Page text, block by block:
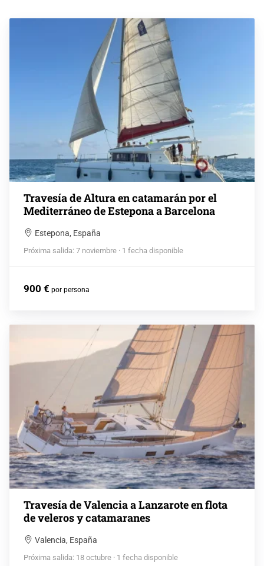
Travesía de Altura en catamarán por el
Mediterráneo de Estepona a Barcelona
Estepona, España
Próxima salida: 7 noviembre · 1 fecha disponible
900 € por persona
Travesía de Valencia a Lanzarote en flota
de veleros y catamaranes
Valencia, España
Próxima salida: 18 octubre · 1 fecha disponible